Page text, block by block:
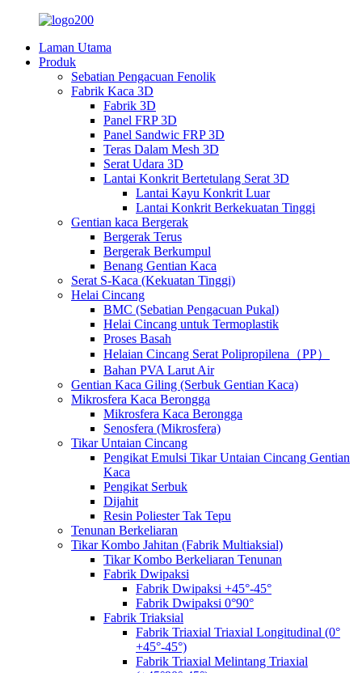
Laman Utama
Produk
Sebatian Pengacuan Fenolik
Fabrik Kaca 3D
Fabrik 3D
Panel FRP 3D
Panel Sandwic FRP 3D
Teras Dalam Mesh 3D
Serat Udara 3D
Lantai Konkrit Bertetulang Serat 3D
Lantai Kayu Konkrit Luar
Lantai Konkrit Berkekuatan Tinggi
Gentian kaca Bergerak
Bergerak Terus
Bergerak Berkumpul
Benang Gentian Kaca
Serat S-Kaca (Kekuatan Tinggi)
Helai Cincang
BMC (Sebatian Pengacuan Pukal)
Helai Cincang untuk Termoplastik
Proses Basah
Helaian Cincang Serat Polipropilena（PP）
Bahan PVA Larut Air
Gentian Kaca Giling (Serbuk Gentian Kaca)
Mikrosfera Kaca Berongga
Mikrosfera Kaca Berongga
Senosfera (Mikrosfera)
Tikar Untaian Cincang
Pengikat Emulsi Tikar Untaian Cincang Gentian
Kaca
Pengikat Serbuk
Dijahit
Resin Poliester Tak Tepu
Tenunan Berkeliaran
Tikar Kombo Jahitan (Fabrik Multiaksial)
Tikar Kombo Berkeliaran Tenunan
Fabrik Dwipaksi
Fabrik Dwipaksi +45°-45°
Fabrik Dwipaksi 0°90°
Fabrik Triaksial
Fabrik Triaxial Triaxial Longitudinal (0°
+45°-45°)
Fabrik Triaxial Melintang Triaxial